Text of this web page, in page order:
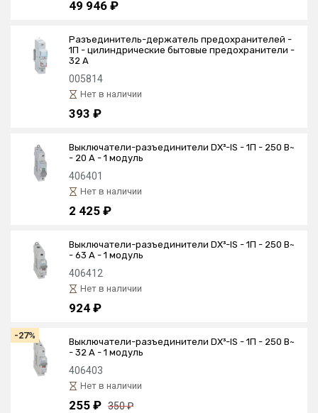
49 946 ₽
Разъединитель-держатель предохранителей -
1П - цилиндрические бытовые предохранители -
32 А
005814
Нет в наличии
393 ₽
Выключатели-разъединители DX³-IS - 1П - 250 В~
- 20 А - 1 модуль
406401
Нет в наличии
2 425 ₽
Выключатели-разъединители DX³-IS - 1П - 250 В~
- 63 А - 1 модуль
406412
Нет в наличии
924 ₽
-27%
Выключатели-разъединители DX³-IS - 1П - 250 В~
- 32 А - 1 модуль
406403
Нет в наличии
255 ₽ 350 ₽